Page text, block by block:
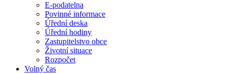
E-podatelna
Povinné informace
Úřední deska
Úřední hodiny
Zastupitelstvo obce
Životní situace
Rozpočet
Volný čas